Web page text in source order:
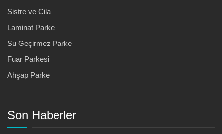
Sistre ve Cila
Laminat Parke
Su Geçirmez Parke
Fuar Parkesi
Ahşap Parke
Son Haberler